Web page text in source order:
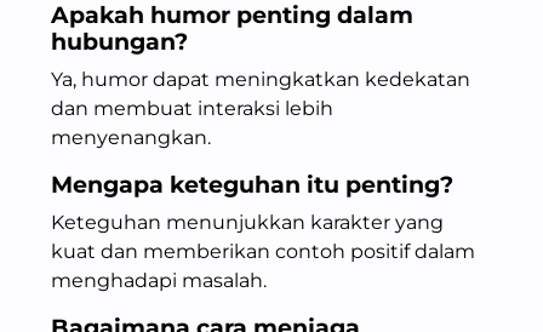
Apakah humor penting dalam
hubungan?
Ya, humor dapat meningkatkan kedekatan
dan membuat interaksi lebih
menyenangkan.
Mengapa keteguhan itu penting?
Keteguhan menunjukkan karakter yang
kuat dan memberikan contoh positif dalam
menghadapi masalah.